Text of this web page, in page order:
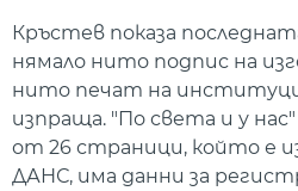
Кръстев показа
нямало нито подпис на
нито печат на
изпраща. "По света и у нас"
от 26 страници, който е
ДАНС, има данни за